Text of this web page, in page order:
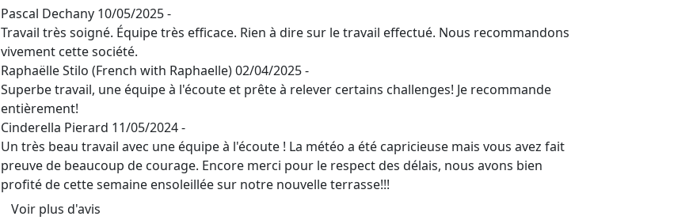
Pascal Dechany 10/05/2025 -
Travail très soigné. Équipe très efficace. Rien à dire sur le travail effectué. Nous recommandons
vivement cette société.
Raphaëlle Stilo (French with Raphaelle)02/04/2025 -
Superbe travail, une équipe à l'écoute et prête à relever certains challenges! Je recommande
entièrement!
Cinderella Pierard 11/05/2024 -
Un très beau travail avec une équipe à l'écoute ! La météo a été capricieuse mais vous avez fait
preuve de beaucoup de courage. Encore merci pour le respect des délais, nous avons bien
profité de cette semaine ensoleillée sur notre nouvelle terrasse!!!
Voir plus d'avis